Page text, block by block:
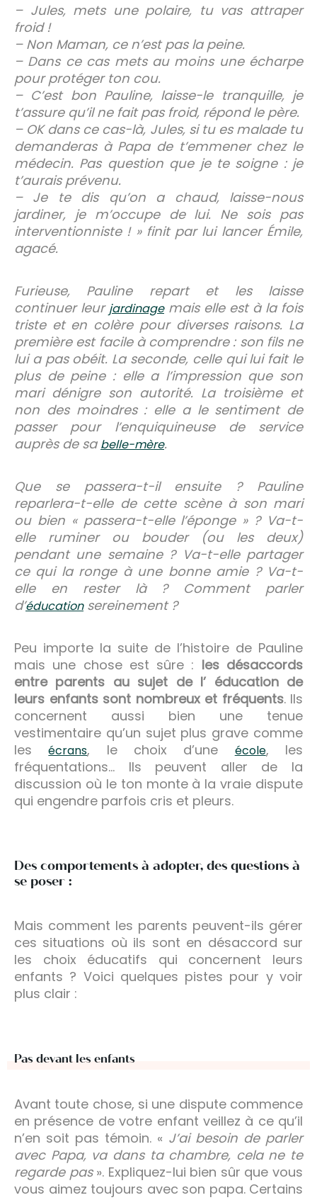
– Jules, mets une polaire, tu vas attraper
froid !
– Non Maman, ce n’est pas la peine.
– Dans ce cas mets au moins une écharpe
pour protéger ton cou.
– C’est bon Pauline, laisse-le tranquille, je
t’assure qu’il ne fait pas froid, répond le père.
– OK dans ce cas-là, Jules, si tu es malade tu
demanderas à Papa de t’emmener chez le
médecin. Pas question que je te soigne : je
t’aurais prévenu.
– Je te dis qu’on a chaud, laisse-nous
jardiner, je m’occupe de lui. Ne sois pas
interventionniste ! » finit par lui lancer Émile,
agacé.
Furieuse, Pauline repart et les laisse
continuer leur jardinagemais elle est à la fois
triste et en colère pour diverses raisons. La
première est facile à comprendre : son fils ne
lui a pas obéit. La seconde, celle qui lui fait le
plus de peine : elle a l’impression que son
mari dénigre son autorité. La troisième et
non des moindres : elle a le sentiment de
passer pour l’enquiquineuse de service
auprès de sa belle-mère.
Que se passera-t-il ensuite ? Pauline
reparlera-t-elle de cette scène à son mari
ou bien « passera-t-elle l’éponge » ? Va-t-
elle ruminer ou bouder (ou les deux)
pendant une semaine ? Va-t-elle partager
ce qui la ronge à une bonne amie ? Va-t-
elle en rester là ? Comment parler
d’éducationsereinement ?
Peu importe la suite de l’histoire de Pauline
mais une chose est sûre : les désaccords
entre parents au sujet de l’ éducation de
leurs enfants sont nombreux et fréquents. Ils
concernent aussi bien une tenue
vestimentaire qu’un sujet plus grave comme
lesécrans, le choix d’une école, les
fréquentations… Ils peuvent aller de la
discussion où le ton monte à la vraie dispute
qui engendre parfois cris et pleurs.
Des comportements à adopter, des questions à
se poser :
Mais comment les parents peuvent-ils gérer
ces situations où ils sont en désaccord sur
les choix éducatifs qui concernent leurs
enfants ? Voici quelques pistes pour y voir
plus clair :
Pas devant les enfants
Avant toute chose, si une dispute commence
en présence de votre enfant veillez à ce qu’il
n’en soit pas témoin. « J’ai besoin de parler
avec Papa, va dans ta chambre, cela ne te
regarde pas». Expliquez-lui bien sûr que vous
vous aimez toujours avec son papa. Certains